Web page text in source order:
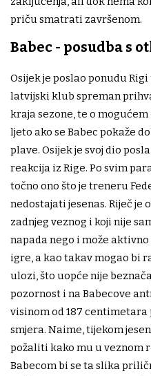
priču smatrati završenom.
Babec - posudba s
Osijek je poslao ponudu
latvijski klub spreman
kraja sezone, te o
ljeto ako se Babec pokaže
plave. Osijek je svoj dio
reakcija iz Rige. Po svim
točno ono što je treneru
nedostajati jesenas. Riječ
zadnjeg veznog i koji nije
napada nego i može
igre, a kao takav mogao bi
ulozi, što uopće nije
pozornost i na Babecove
visinom od 187
smjera. Naime, tijekom
požaliti kako mu u veznom
Babecom bi se ta slika